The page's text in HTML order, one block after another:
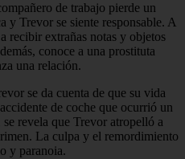
de trabajo pierde un
y Trevor se siente responsable. A
recibir extrañas notas y objetos
conoce a una prostituta
una relación.
se da cuenta de que su vida
de coche que ocurrió un
revela que Trevor atropelló a
La culpa y el remordimiento
y paranoia.